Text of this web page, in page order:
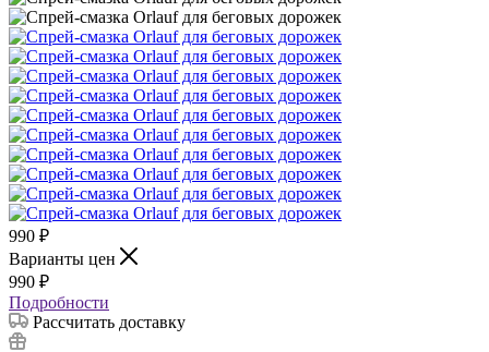
990 ₽
Варианты цен
990 ₽
Подробности
Рассчитать доставку